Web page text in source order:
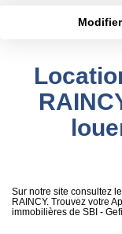
Sélectionnez...
Type de bien
Budget max
Sur notre site consultez
RAINCY. Trouvez votre
immobilières de SBI -